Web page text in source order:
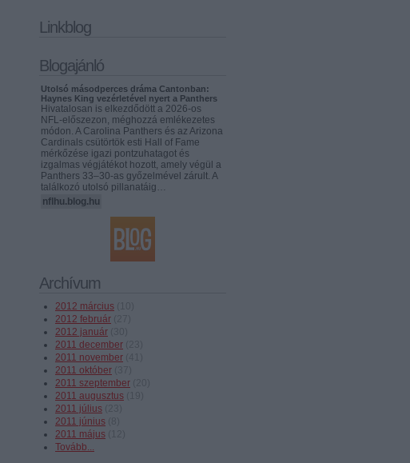
Linkblog
Blogajánló
Utolsó másodperces dráma Cantonban:
Haynes King vezérletével nyert a Panthers
Hivatalosan is elkezdődött a 2026-os
NFL-előszezon, méghozzá emlékezetes
módon. A Carolina Panthers és az Arizona
Cardinals csütörtök esti Hall of Fame
mérkőzése igazi pontzuhatagot és
izgalmas végjátékot hozott, amely végül a
Panthers 33–30-as győzelmével zárult. A
találkozó utolsó pillanatáig…
nflhu.blog.hu
Archívum
2012 március
2012 február
2012 január
2011 december
2011 november
2011 október
2011 szeptember
2011 augusztus
2011 július
2011 június
2011 május
Tovább...